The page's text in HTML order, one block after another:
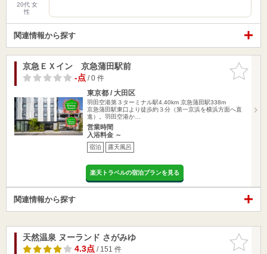
20代 女
性
関連情報から探す
お気に入
りに追加
京急ＥＸイン 京急蒲田駅前
-点/ 0 件
東京都 / 大田区
羽田空港第３ターミナル駅4.40km 京急蒲田駅338m
京急蒲田駅東口より徒歩約３分（第一京浜を横浜方面へ直
進）。羽田空港か…
営業時間
入浴料金 ～
宿泊 露天風呂
楽天トラベルの宿泊プランを見る
関連情報から探す
お気に入
りに追加
天然温泉 ヌーランド さがみゆ
4.3点/ 151 件